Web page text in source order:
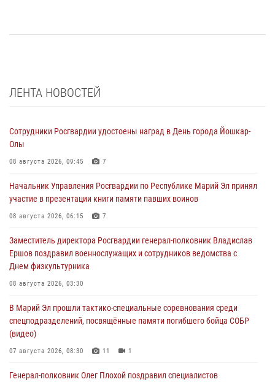
ЛЕНТА НОВОСТЕЙ
Сотрудники Росгвардии удостоены наград в День города Йошкар-
Олы
08 августа 2026, 09:45 7
Начальник Управления Росгвардии по Республике Марий Эл принял
участие в презентации книги памяти павших воинов
08 августа 2026, 06:15 7
Заместитель директора Росгвардии генерал-полковник Владислав
Ершов поздравил военнослужащих и сотрудников ведомства с
Днем физкультурника
08 августа 2026, 03:30
В Марий Эл прошли тактико-специальные соревнования среди
спецподразделений, посвящённые памяти погибшего бойца СОБР
(видео)
07 августа 2026, 08:30 11 1
Генерал-полковник Олег Плохой поздравил специалистов